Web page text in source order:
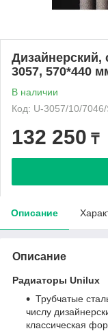
Дизайнерский,
3057, 570*440
В наличии
Код: U-3057/10/7046/
132 250 ₸
Описание
Описание
Радиаторы Unilux
Трубчатые
числу
классическая